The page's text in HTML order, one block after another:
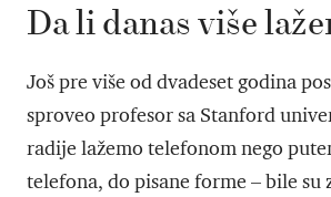
Da li danas više
Još pre više od dvadeset godina
sproveo profesor sa Stanford
radije lažemo telefonom nego
telefona, do pisane forme – bile su